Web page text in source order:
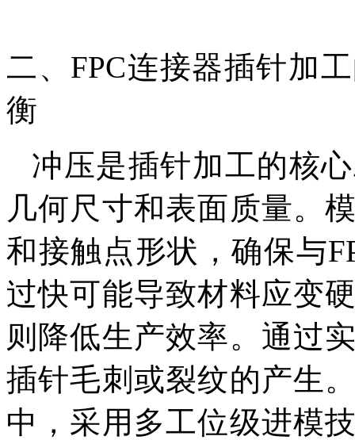
二、FPC连接器插针加
衡
冲压是插针加工的核
几何尺寸和表面质量。
和接触点形状，确保与
过快可能导致材料应变
则降低生产效率。通过
插针毛刺或裂纹的产生
中，采用多工位级进模